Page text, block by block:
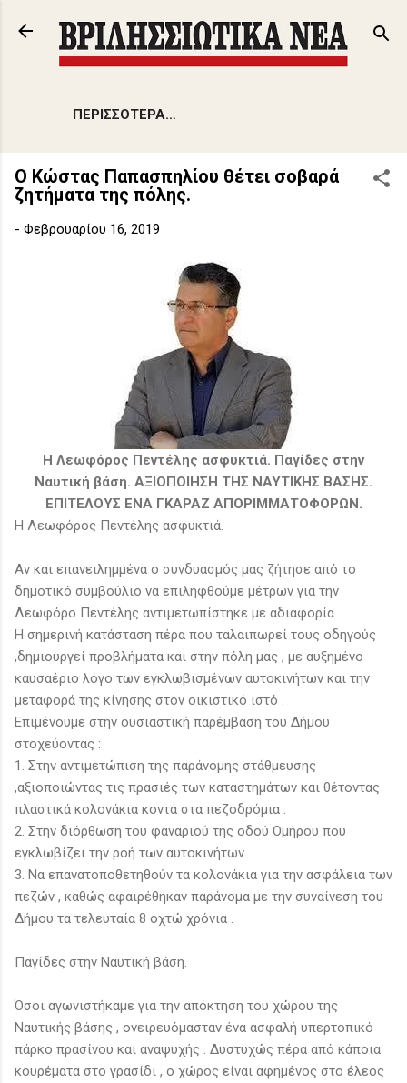
Μετάβαση στο κύριο περιεχόμενο
ΠΕΡΙΣΣΌΤΕΡΑ…
Ο Κώστας Παπασπηλίου θέτει σοβαρά
ζητήματα της πόλης.
- Φεβρουαρίου 16, 2019
Η Λεωφόρος Πεντέλης ασφυκτιά. Παγίδες στην
Ναυτική βάση. ΑΞΙΟΠΟΙΗΣΗ ΤΗΣ ΝΑΥΤΙΚΗΣ ΒΑΣΗΣ.
ΕΠΙΤΕΛΟΥΣ ΕΝΑ ΓΚΑΡΑΖ ΑΠΟΡΙΜΜΑΤΟΦΟΡΩΝ.
Η Λεωφόρος Πεντέλης ασφυκτιά.
Αν και επανειλημμένα ο συνδυασμός μας ζήτησε από το
δημοτικό συμβούλιο να επιληφθούμε μέτρων για την
Λεωφόρο Πεντέλης αντιμετωπίστηκε με αδιαφορία .
Η σημερινή κατάσταση πέρα που ταλαιπωρεί τους οδηγούς
,δημιουργεί προβλήματα και στην πόλη μας , με αυξημένο
καυσαέριο λόγο των εγκλωβισμένων αυτοκινήτων και την
μεταφορά της κίνησης στον οικιστικό ιστό .
Επιμένουμε στην ουσιαστική παρέμβαση του Δήμου
στοχεύοντας :
1. Στην αντιμετώπιση της παράνομης στάθμευσης
,αξιοποιώντας τις πρασιές των καταστημάτων και θέτοντας
πλαστικά κολονάκια κοντά στα πεζοδρόμια .
2. Στην διόρθωση του φαναριού της οδού Ομήρου που
εγκλωβίζει την ροή των αυτοκινήτων .
3. Να επανατοποθετηθούν τα κολονάκια για την ασφάλεια των
πεζών , καθώς αφαιρέθηκαν παράνομα με την συναίνεση του
Δήμου τα τελευταία 8 οχτώ χρόνια .
Παγίδες στην Ναυτική βάση.
Όσοι αγωνιστήκαμε για την απόκτηση του χώρου της
Ναυτικής βάσης , ονειρευόμασταν ένα ασφαλή υπερτοπικό
πάρκο πρασίνου και αναψυχής . Δυστυχώς πέρα από κάποια
κουρέματα στο γρασίδι , ο χώρος είναι αφημένος στο έλεος